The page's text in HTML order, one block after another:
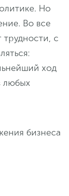
Но
Во все
с
ход
любых
бизнеса